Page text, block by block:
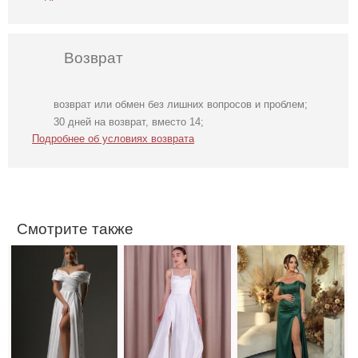
Возврат
возврат или обмен без лишних вопросов и проблем;
30 дней на возврат, вместо 14;
Подробнее об условиях возврата
Смотрите также
Длинное
свадебное белое
платье с
Атласное
длинное платье
на бретелях в